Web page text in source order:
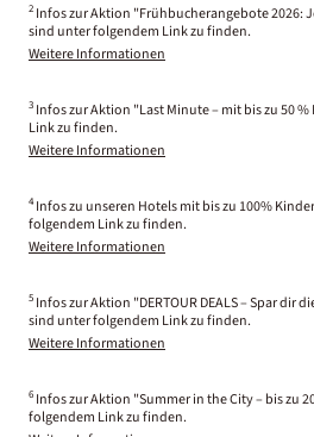
2 Infos zur Aktion "Frühbucherangebote 2026:
sind unter folgendem Link zu finden.
Weitere Informationen
3 Infos zur Aktion "Last Minute – mit bis zu 50
Link zu finden.
Weitere Informationen
4 Infos zu unseren Hotels mit bis zu 100%
folgendem Link zu finden.
Weitere Informationen
5 Infos zur Aktion "DERTOUR DEALS – Spar dir
sind unter folgendem Link zu finden.
Weitere Informationen
6 Infos zur Aktion "Summer in the City – bis zu
folgendem Link zu finden.